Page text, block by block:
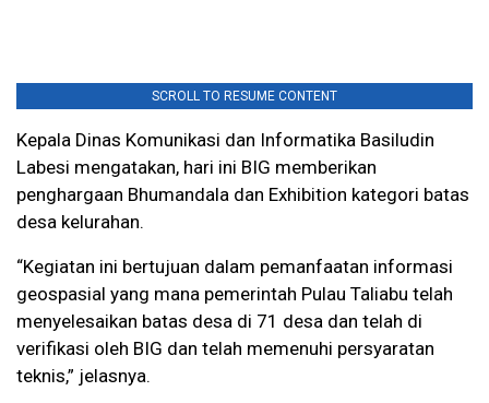
SCROLL TO RESUME CONTENT
Kepala Dinas Komunikasi dan Informatika Basiludin
Labesi mengatakan, hari ini BIG memberikan
penghargaan Bhumandala dan Exhibition kategori batas
desa kelurahan.
“Kegiatan ini bertujuan dalam pemanfaatan informasi
geospasial yang mana pemerintah Pulau Taliabu telah
menyelesaikan batas desa di 71 desa dan telah di
verifikasi oleh BIG dan telah memenuhi persyaratan
teknis,” jelasnya.